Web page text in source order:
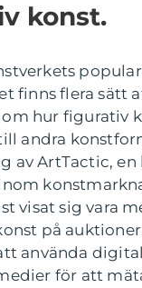
konst.
finns flera sätt
hur figurativ
andra
av ArtTactic, en
visat sig vara
på
använda
för att